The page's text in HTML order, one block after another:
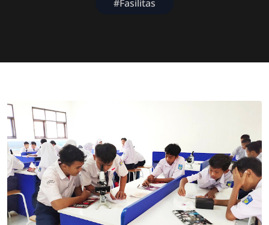
#Fasilitas